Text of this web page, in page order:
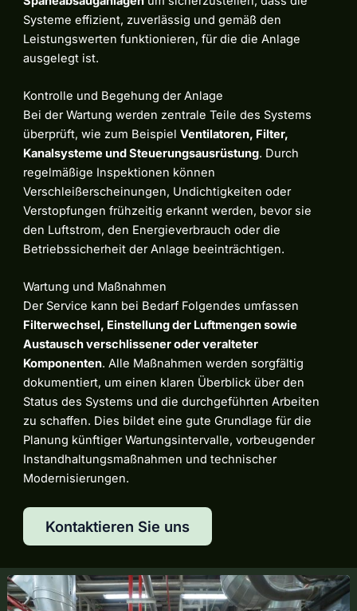
Systeme effizient, zuverlässig und gemäß den
Leistungswerten funktionieren, für die die Anlage
ausgelegt ist.
Kontrolle und Begehung der Anlage
Bei der Wartung werden zentrale Teile des Systems
überprüft, wie zum Beispiel Ventilatoren, Filter,
Kanalsysteme und Steuerungsausrüstung. Durch
regelmäßige Inspektionen können
Verschleißerscheinungen, Undichtigkeiten oder
Verstopfungen frühzeitig erkannt werden, bevor sie
den Luftstrom, den Energieverbrauch oder die
Betriebssicherheit der Anlage beeinträchtigen.
Wartung und Maßnahmen
Der Service kann bei Bedarf Folgendes umfassen
Filterwechsel, Einstellung der Luftmengen sowie
Austausch verschlissener oder veralteter
Komponenten. Alle Maßnahmen werden sorgfältig
dokumentiert, um einen klaren Überblick über den
Status des Systems und die durchgeführten Arbeiten
zu schaffen. Dies bildet eine gute Grundlage für die
Planung künftiger Wartungsintervalle, vorbeugender
Instandhaltungsmaßnahmen und technischer
Modernisierungen.
Kontaktieren Sie uns